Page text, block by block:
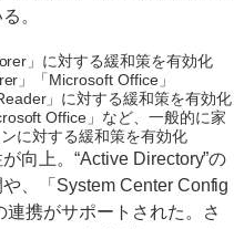
。
」に対する緩和策を有効化
」「Microsoft Office」
」に対する緩和策を有効化
Office」など、一般的に家
に対する緩和策を有効化
向上。“Active Directory”の
、「System Center Config
携がサポートされた。さ